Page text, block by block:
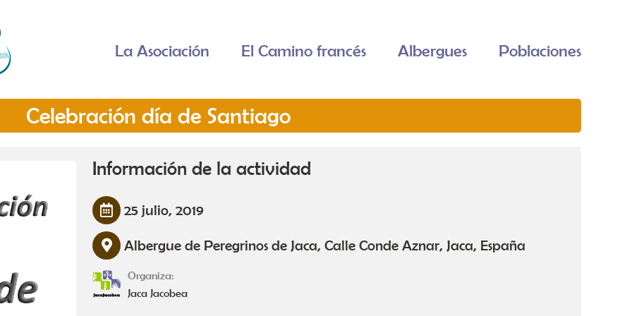
La Asociación El Camino francés Albergues Poblaciones
Celebración día de Santiago
Información de la actividad
25 julio, 2019
Albergue de Peregrinos de Jaca, Calle Conde Aznar, Jaca, España
Organiza:
Jaca Jacobea